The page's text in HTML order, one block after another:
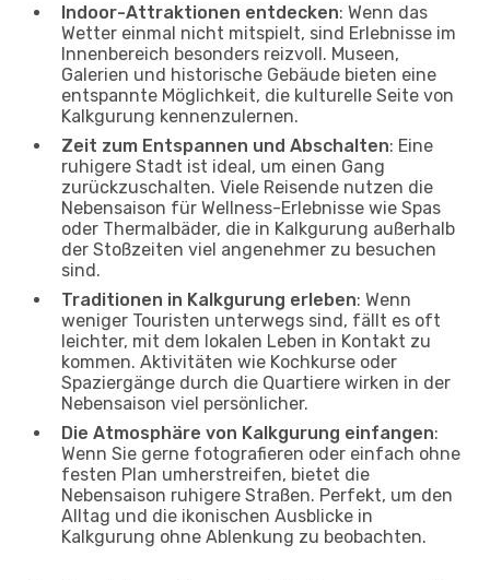
Indoor-Attraktionen entdecken: Wenn das
Wetter einmal nicht mitspielt, sind Erlebnisse im
Innenbereich besonders reizvoll. Museen,
Galerien und historische Gebäude bieten eine
entspannte Möglichkeit, die kulturelle Seite von
Kalkgurung kennenzulernen.
Zeit zum Entspannen und Abschalten: Eine
ruhigere Stadt ist ideal, um einen Gang
zurückzuschalten. Viele Reisende nutzen die
Nebensaison für Wellness-Erlebnisse wie Spas
oder Thermalbäder, die in Kalkgurung außerhalb
der Stoßzeiten viel angenehmer zu besuchen
sind.
Traditionen in Kalkgurung erleben: Wenn
weniger Touristen unterwegs sind, fällt es oft
leichter, mit dem lokalen Leben in Kontakt zu
kommen. Aktivitäten wie Kochkurse oder
Spaziergänge durch die Quartiere wirken in der
Nebensaison viel persönlicher.
Die Atmosphäre von Kalkgurung einfangen:
Wenn Sie gerne fotografieren oder einfach ohne
festen Plan umherstreifen, bietet die
Nebensaison ruhigere Straßen. Perfekt, um den
Alltag und die ikonischen Ausblicke in
Kalkgurung ohne Ablenkung zu beobachten.